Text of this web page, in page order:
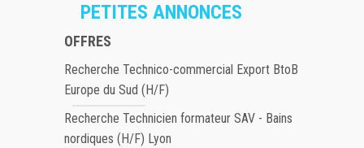
PETITES ANNONCES
OFFRES
Recherche Technico-commercial Export BtoB
Europe du Sud (H/F)
Recherche Technicien formateur SAV - Bains
nordiques (H/F) Lyon